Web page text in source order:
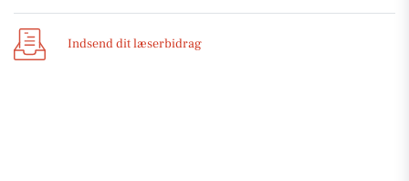
Indsend dit læserbidrag